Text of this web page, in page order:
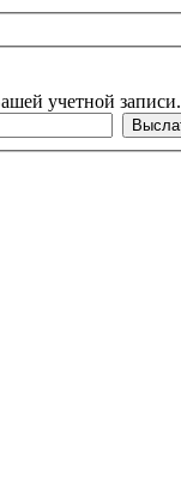
учетной записи.